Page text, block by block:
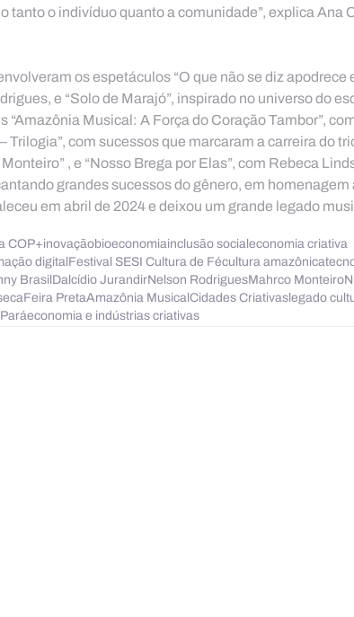
tanto o indivíduo quanto a comunidade”, explica Ana
os espetáculos “O que não se diz apodrece
e “Solo de Marajó”, inspirado no universo do
“Amazônia Musical: A Força do Coração Tambor”,
Trilogia”, com sucessos que marcaram a carreira do
, e “Nosso Brega por Elas”, com Rebeca
grandes sucessos do gênero, em homenagem
em abril de 2024 e deixou um grande legado
COP+inovaçãobioeconomiainclusão social economia criativa
digital Festival SESI Cultura de Fécultura amazônica
Brasil Dalcídio JurandirNelson RodriguesMahrco Monteiro
Feira PretaAmazônia Musical Cidades Criativaslegado
economia e indústrias criativas